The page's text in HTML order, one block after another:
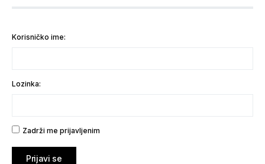
Korisničko ime:
Lozinka:
Zadrži me prijavljenim
Prijavi se